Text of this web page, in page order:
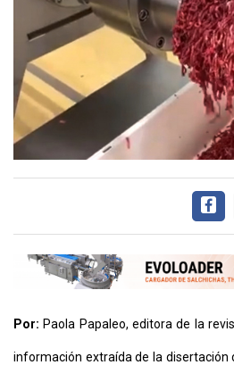
DIRECTORIO
CALENDARIO
MEDIA KIT
TEMAS DESTACADOS
CARNE
FRIGORIFICO
CONCURSO
PREMIO
SERVICIOS
Por: Paola Papaleo, editora de la
información extraída de la disertación